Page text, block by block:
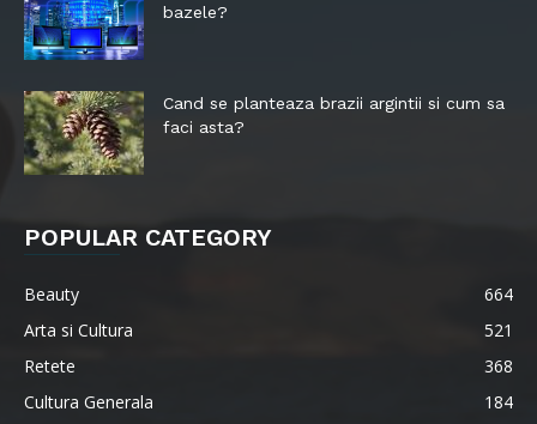
bazele?
Cand se planteaza brazii argintii si cum sa
faci asta?
POPULAR CATEGORY
Beauty
664
Arta si Cultura
521
Retete
368
Cultura Generala
184